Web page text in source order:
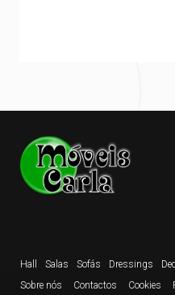
Hall Salas Sofás Dressings
Sobre nós
Contactos Cookies